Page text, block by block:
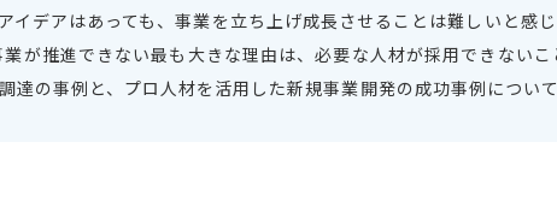
イデアはあっても、事業を立ち上げ成長させることは難しいと感
が推進できない最も大きな理由は、必要な人材が採用できない
達の事例と、プロ人材を活用した新規事業開発の成功事例について